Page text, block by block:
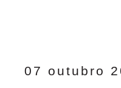
07 outubro